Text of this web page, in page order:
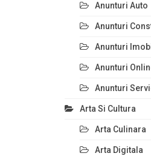
Anunturi Auto
Anunturi
Anunturi
Anunturi
Anunturi
Arta Si Cultura
Arta Culinara
Arta Digitala